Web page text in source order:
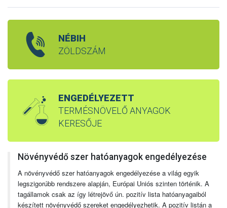
NÉBIH
ZÖLDSZÁM
ENGEDÉLYEZETT
TERMÉSNÖVELŐ ANYAGOK
KERESŐJE
Növényvédő szer hatóanyagok engedélyezése
A növényvédő szer hatóanyagok engedélyezése a világ egyik
legszigorúbb rendszere alapján, Európai Uniós szinten történik. A
tagállamok csak az így létrejövő ún. pozitív lista hatóanyagaiból
készített növényvédő szereket engedélyezhetik. A pozitív listán a